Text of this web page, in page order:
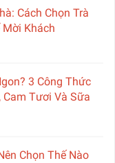
Cách Chọn Trà
Mời Khách
3 Công Thức
Cam Tươi Và Sữa
Chọn Thế Nào